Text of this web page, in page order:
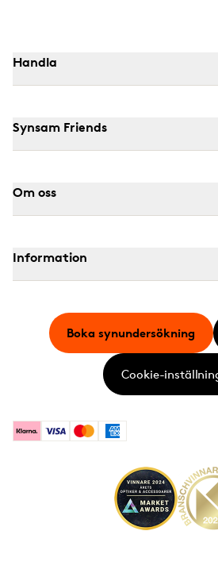
Handla
Synsam Friends
Om oss
Information
KlarnaVisa MastercardAmerican Express
Boka synundersökning
Cookie-